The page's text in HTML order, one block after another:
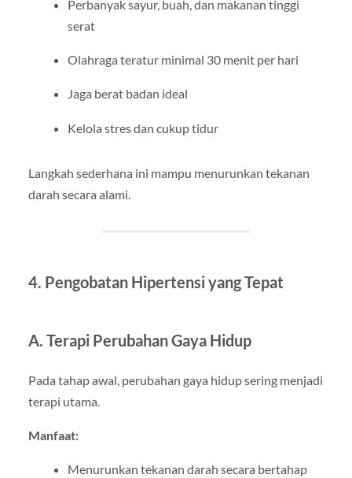
Perbanyak sayur, buah, dan makanan tinggi
serat
Olahraga teratur minimal 30 menit per hari
Jaga berat badan ideal
Kelola stres dan cukup tidur
Langkah sederhana ini mampu menurunkan tekanan
darah secara alami.
4. Pengobatan Hipertensi yang Tepat
A. Terapi Perubahan Gaya Hidup
Pada tahap awal, perubahan gaya hidup sering menjadi
terapi utama.
Manfaat:
Menurunkan tekanan darah secara bertahap